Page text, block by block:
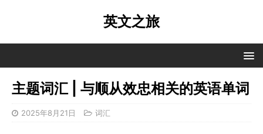
英文之旅
主题词汇 | 与顺从效忠相关的英语单词
2025年8月21日 词汇